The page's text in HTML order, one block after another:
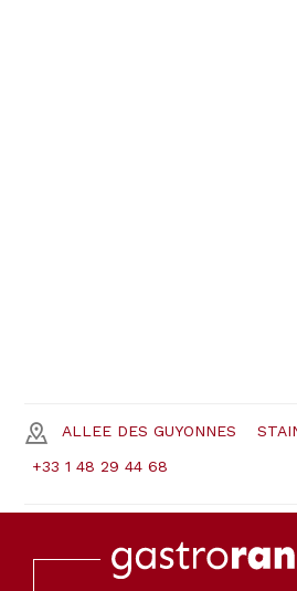
ALLEE DES GUYONNES
+33 1 48 29 44 68